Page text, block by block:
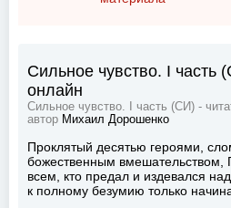
Сильное чувство. I часть
онлайн
Сильное чувство. I часть (СИ) -
автор Михаил Дорошенко
Проклятый десятью героями,
божественным вмешательством,
всем, кто предал и издевался
к полному безумию только